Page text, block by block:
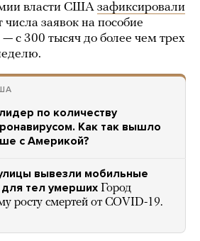
власти США зафиксировали
заявок на пособие
— с 300 тысяч до более чем трех
по количеству
Как так вышло
с Америкой?
вывезли мобильные
тел умерших Город
росту смертей от COVID-19.